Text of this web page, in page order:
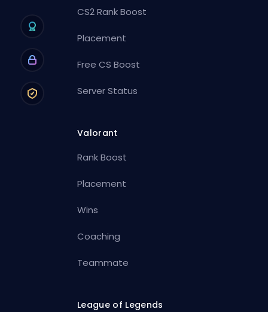
CS2 Rank Boost
Placement
Free CS Boost
Server Status
Valorant
Rank Boost
Placement
Wins
Coaching
Teammate
League of Legends